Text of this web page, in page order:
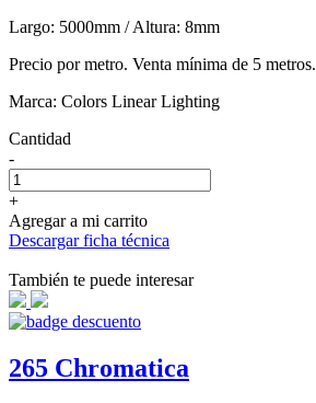
Largo: 5000mm / Altura: 8mm
Precio por metro. Venta mínima de 5 metros.
Marca: Colors Linear Lighting
Cantidad
-
+
Agregar a mi carrito
Descargar ficha técnica
También te puede interesar
265 Chromatica